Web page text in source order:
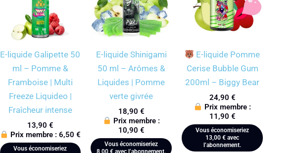
E-liquide Galipette 50
ml – Pomme &
Framboise | Multi
Freeze Liquideo |
Fraîcheur intense
13,90 €
Prix membre :6,50€
Vous économiseriez
E-liquide Shinigami
50 ml – Arômes &
Liquides | Pomme
verte givrée
18,90 €
Prix membre :
10,90 €
Vous économiseriez
E-liquide Pomme
Cerise Bubble Gum
200ml – Biggy Bear
24,90 €
Prix membre :
11,90 €
Vous économiseriez
13,00€ avec
l’abonnement.